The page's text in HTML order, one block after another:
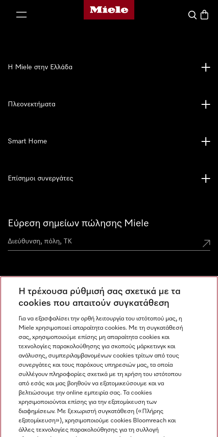
Αρχική σελίδα της Miele
Εύρεση σημείων πώλησης Miele
Ανακαλύψτε τα Miele Experience Center
Newsletter
Η Miele στην Ελλάδα
Πλεονεκτήματα
Smart Home
Επίσημοι συνεργάτες
Miele στο Instagram
Miele στο Facebook
Miele στο Youtube
Η τρέχουσα ρύθμισή σας σχετικά με τα
cookies που απαιτούν συγκατάθεση
Για να εξασφαλίσει την ορθή λειτουργία του ιστότοπού μας, η
Miele χρησιμοποιεί απαραίτητα cookies. Με τη συγκατάθεσή
σας, χρησιμοποιούμε επίσης μη απαραίτητα cookies και
τεχνολογίες παρακολούθησης για σκοπούς μάρκετινγκ και
ανάλυσης, συμπεριλαμβανομένων cookies τρίτων από τους
συνεργάτες και τους παρόχους υπηρεσιών μας, τα οποία
συλλέγουν πληροφορίες σχετικά με τη χρήση του ιστότοπου
από εσάς και μας βοηθούν να εξατομικεύσουμε και να
βελτιώσουμε την online εμπειρία σας. Τα cookies
χρησιμοποιούνται επίσης για την εξατομίκευση των
διαφημίσεων. Με ξεχωριστή συγκατάθεση («Πλήρης
εξατομίκευση»), χρησιμοποιούμε cookies Bloomreach και
άλλες τεχνολογίες παρακολούθησης για τη συλλογή